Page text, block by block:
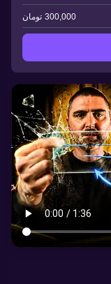
300,000 تومان